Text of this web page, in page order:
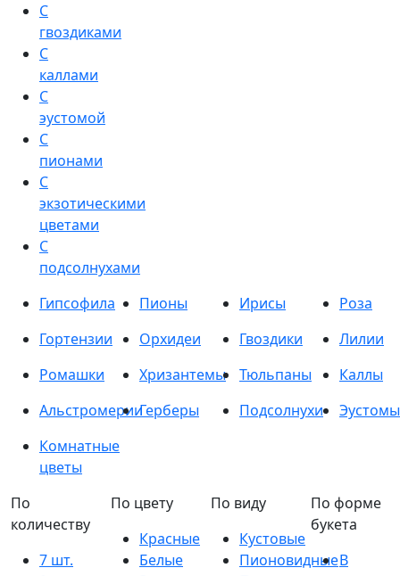
С
гвоздиками
С
каллами
С
эустомой
С
пионами
С
экзотическими
цветами
С
подсолнухами
Гипсофила Пионы Ирисы
Роза
Гортензии
Орхидеи Гвоздики
Лилии
Ромашки
Хризантемы Тюльпаны
Каллы
АльстромерииГерберы Подсолнухи
Эустомы
Комнатные
цветы
По
количеству
7 шт.
По цвету
Красные
Белые
По виду
Кустовые
Пионовидные
По форме
букета
В